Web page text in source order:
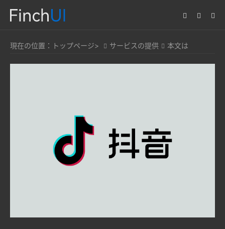
現在の位置： トップページ> サービスの提供 本文は